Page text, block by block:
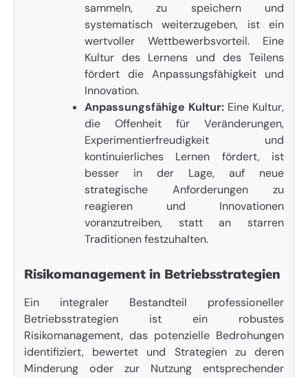
sammeln, zu speichern und
systematisch weiterzugeben, ist ein
wertvoller Wettbewerbsvorteil. Eine
Kultur des Lernens und des Teilens
fördert die Anpassungsfähigkeit und
Innovation.
Anpassungsfähige Kultur: Eine Kultur,
die Offenheit für Veränderungen,
Experimentierfreudigkeit und
kontinuierliches Lernen fördert, ist
besser in der Lage, auf neue
strategische Anforderungen zu
reagieren und Innovationen
voranzutreiben, statt an starren
Traditionen festzuhalten.
Risikomanagement in Betriebsstrategien
Ein integraler Bestandteil professioneller
Betriebsstrategien ist ein robustes
Risikomanagement, das potenzielle Bedrohungen
identifiziert, bewertet und Strategien zu deren
Minderung oder zur Nutzung entsprechender